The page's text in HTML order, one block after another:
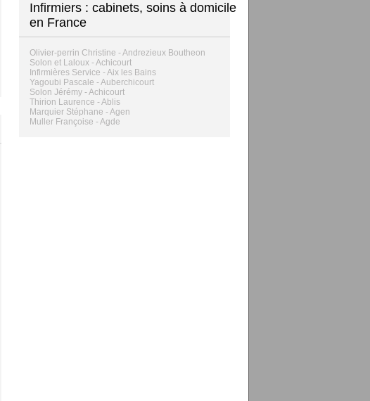
Infirmiers : cabinets, soins à domicile
en France
Olivier-perrin Christine - Andrezieux Boutheon
Solon et Laloux - Achicourt
Infirmières Service - Aix les Bains
Yagoubi Pascale - Auberchicourt
Solon Jérémy - Achicourt
Thirion Laurence - Ablis
Marquier Stéphane - Agen
Muller Françoise - Agde